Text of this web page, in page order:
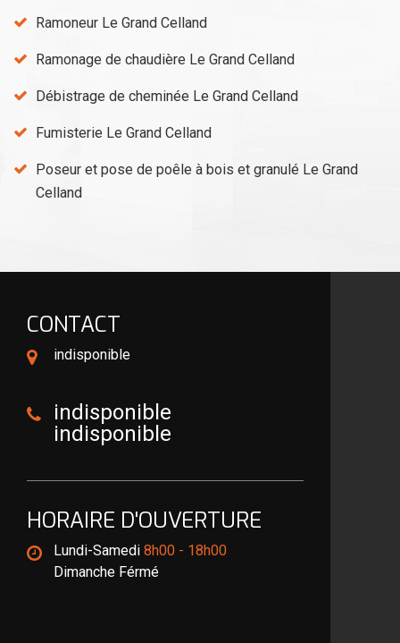
Ramoneur Le Grand Celland
Ramonage de chaudière Le Grand Celland
Débistrage de cheminée Le Grand Celland
Fumisterie Le Grand Celland
Poseur et pose de poêle à bois et granulé Le Grand
Celland
CONTACT
indisponible
indisponible
indisponible
HORAIRE D'OUVERTURE
Lundi-Samedi 8h00 - 18h00
Dimanche Férmé